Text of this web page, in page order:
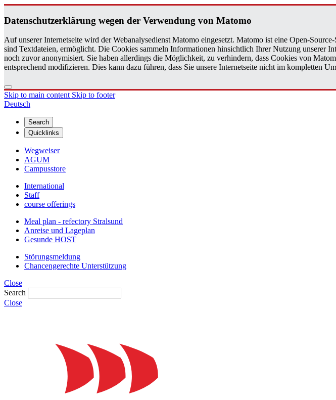
Daten­schutzerklärung wegen der Ver­wen­dung von Matomo
Auf unserer Internetseite wird der Webanalysedienst Matomo eingesetzt. Matomo ist eine Open-
sind Textdateien, ermöglicht. Die Cookies sammeln Informationen hinsichtlich Ihrer Nutzung unserer
noch zuvor anonymisiert. Sie haben allerdings die Möglichkeit, zu verhindern, dass Cookies von
entsprechend modifizieren. Dies kann dazu führen, dass Sie unsere Internetseite nicht im kompletten
Skip to main content Skip to footer
Deutsch
Search
Quicklinks
Wegweiser
AGUM
Campusstore
International
Staff
course offerings
Meal plan - refectory Stralsund
Anreise und Lageplan
Gesunde HOST
Störungsmeldung
Chancengerechte Unterstützung
Close
Search
Close